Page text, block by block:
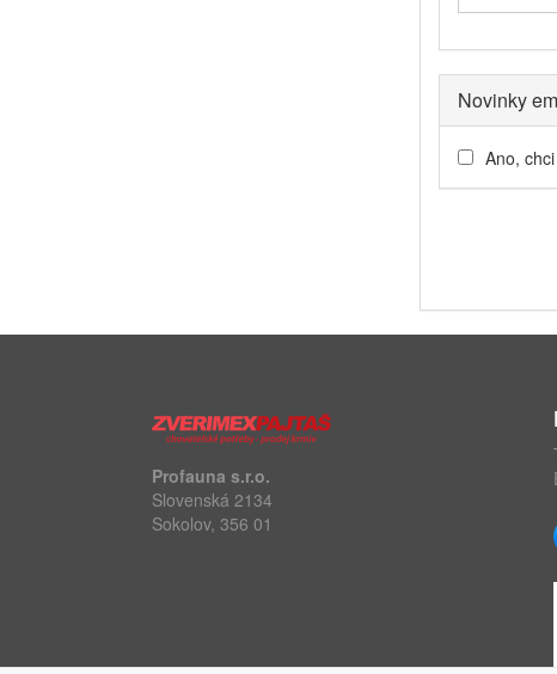
Novinky
Ano,
Profauna s.r.o.
Slovenská 2134
Sokolov, 356 01